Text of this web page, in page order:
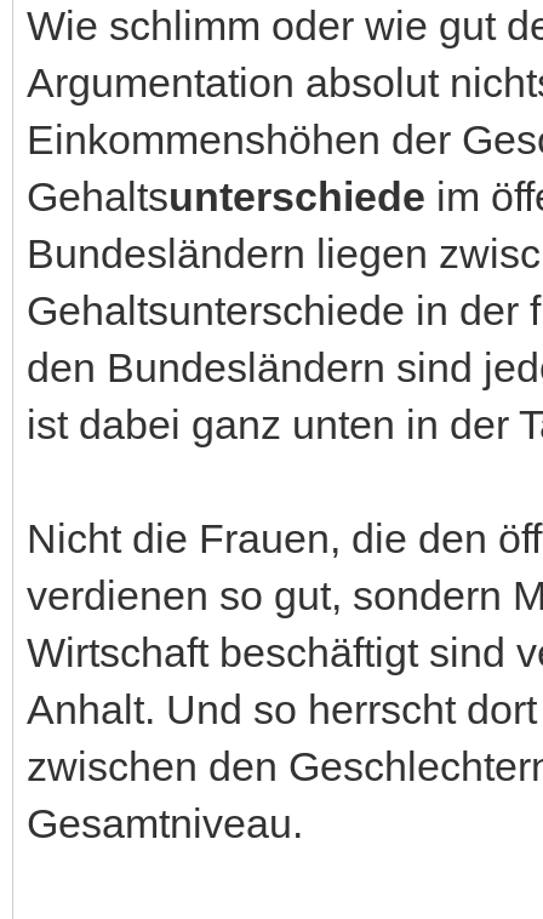
Wie schlimm oder wie gut
Argumentation absolut
Einkommenshöhen der
Gehaltsunterschiede im
Bundesländern liegen
Gehaltsunterschiede in der
den Bundesländern sind
ist dabei ganz unten in der
Nicht die Frauen, die den
verdienen so gut, sondern
Wirtschaft beschäftigt sind
Anhalt. Und so herrscht
zwischen den
Gesamtniveau.